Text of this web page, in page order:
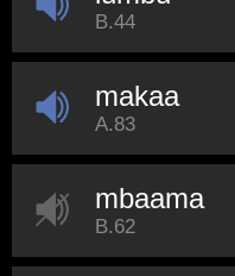
B.44
makaa
A.83
mbaama
B.62